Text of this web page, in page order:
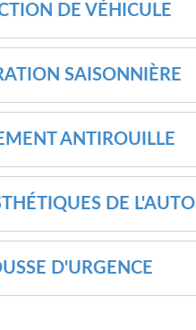
DE VÉHICULE
SAISONNIÈRE
ANTIROUILLE
DE L'AUTO
D'URGENCE